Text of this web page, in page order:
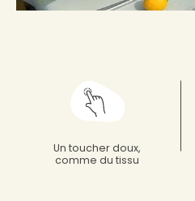
Françoise paviot
Un toucher doux,
comme du tissu